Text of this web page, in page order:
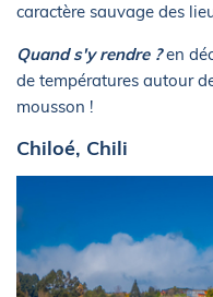
caractère sauvage des
Quand s'y rendre ?en
de températures autour
mousson !
Chiloé, Chili